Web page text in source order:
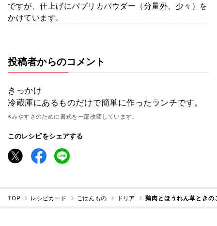
ですが、仕上げにパプリカパウダー（分量外、少々）を
かけています。
投稿者からのコメント
きっかけ
冷蔵庫にあるものだけで簡単に作ったランチです。
※みやすさのために書式を一部改変しています。
このレシピをシェアする
TOP レシピカード ごはんもの ドリア 鶏肉とほうれん草とき